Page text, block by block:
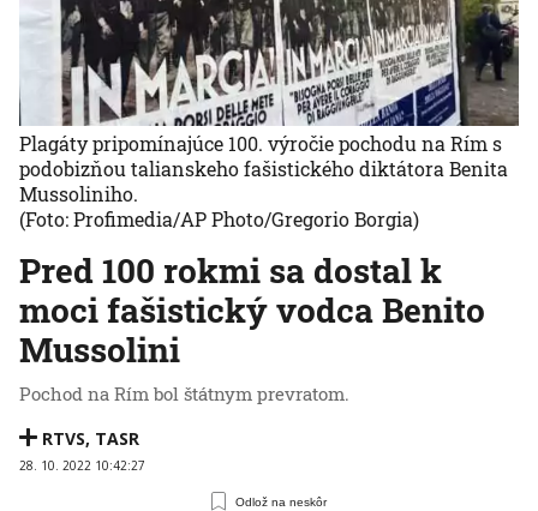
Pred 100 rokmi sa dostal k
moci fašistický vodca Benito
Mussolini
Pochod na Rím bol štátnym prevratom.
RTVS, TASR
28. 10. 2022 10:42:27
Odlož na neskôr
Plagáty pripomínajúce 100. výročie pochodu na Rím s
podobizňou talianskeho fašistického diktátora Benita
Mussoliniho.
(Foto: Profimedia/AP Photo/Gregorio Borgia)